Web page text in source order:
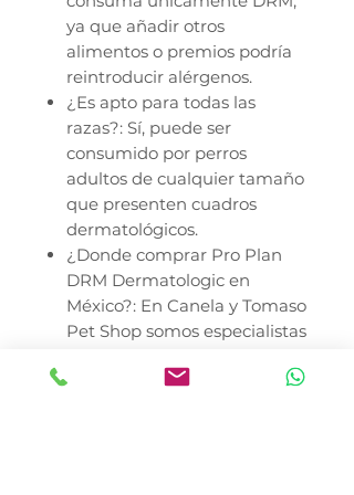
ya que añadir otros
alimentos o premios podría
reintroducir alérgenos.
¿Es apto para todas las
razas?: Sí, puede ser
consumido por perros
adultos de cualquier tamaño
que presenten cuadros
dermatológicos.
¿Donde comprar Pro Plan
DRM Dermatologic en
México?: En Canela y Tomaso
Pet Shop somos especialistas
pieles sensibles. Entregamos